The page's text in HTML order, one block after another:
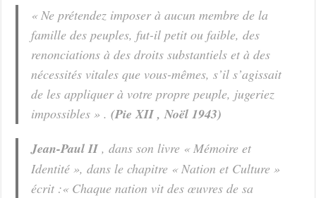
« Ne prétendez imposer à aucun membre de la
famille des peuples, fut-il petit ou faible, des
renonciations à des droits substantiels et à des
nécessités vitales que vous-mêmes, s’il s’agissait
de les appliquer à votre propre peuple, jugeriez
impossibles » .(Pie XII , Noël 1943)
Jean-Paul II , dans son livre « Mémoire et
Identité », dans le chapitre « Nation et Culture »
écrit :« Chaque nation vit des œuvres de sa